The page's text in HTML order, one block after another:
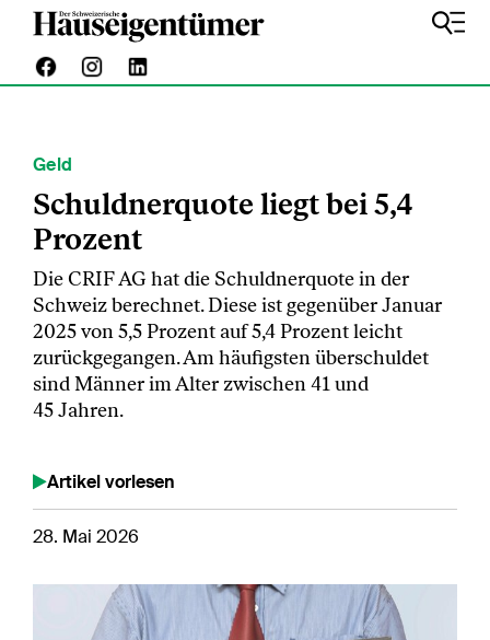
Geld
Schuldnerquote liegt bei 5,4
Prozent
Die CRIF AG hat die Schuldnerquote in der
Schweiz berechnet. Diese ist gegenüber Januar
2025 von 5,5 Prozent auf 5,4 Prozent leicht
zurückgegangen. Am häufigsten überschuldet
sind Männer im Alter zwischen 41 und
45 Jahren.
Artikel vorlesen
28. Mai 2026